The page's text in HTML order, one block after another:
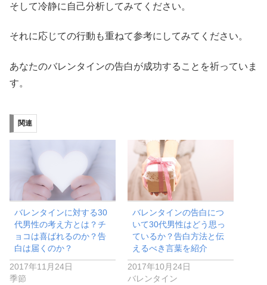
そして冷静に自己分析してみてください。
それに応じての行動も重ねて参考にしてみてください。
あなたのバレンタインの告白が成功することを祈っていま
す。
関連
バレンタインに対する30
代男性の考え方とは？チ
ョコは喜ばれるのか？告
白は届くのか？
2017年11月24日
季節
バレンタインの告白につ
いて30代男性はどう思っ
ているか？告白方法と伝
えるべき言葉を紹介
2017年10月24日
バレンタイン